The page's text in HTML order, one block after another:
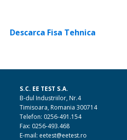
Descarca Fisa Tehnica
S.C. EE TEST S.A.
B-dul Industriilor, Nr.4
Timisoara, Romania 300714
Telefon: 0256-491.154
Fax: 0256-493.468
E-mail: eetest@eetest.ro